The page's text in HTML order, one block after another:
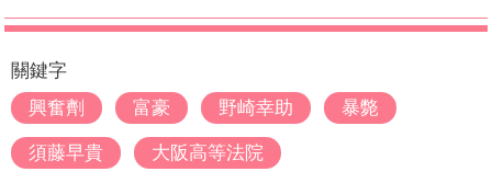
關鍵字
興奮劑
富豪 野崎幸助 暴斃
須藤早貴 大阪高等法院